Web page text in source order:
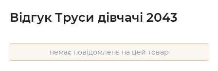
Відгук Труси дівчачі 2043
немає повідомлень на цей товар